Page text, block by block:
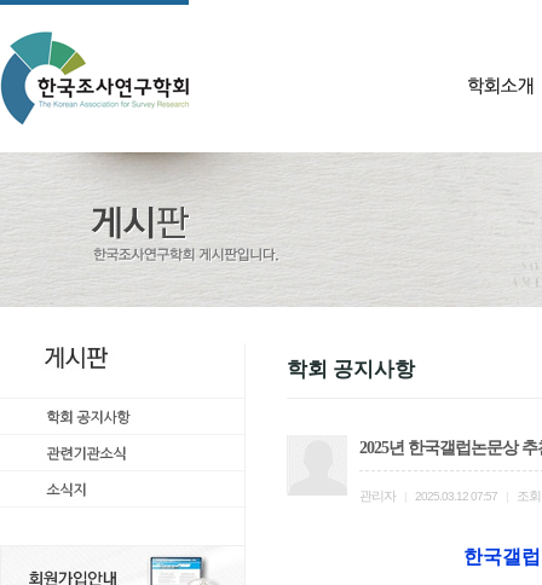
학회 공지사항
2025년 한국갤럽논문상
관리자 2025.03.12 07:57 조회
한국갤